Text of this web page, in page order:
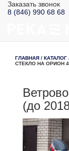
Заказать звонок
8 (846) 990 68 68
ГЛАВНАЯ / КАТАЛОГ
СТЕКЛО НА ОРИОН
(до